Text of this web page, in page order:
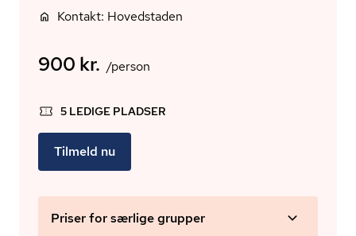
Kontakt: Hovedstaden
900 kr. /person
5 LEDIGE PLADSER
Tilmeld nu
Priser for særlige grupper